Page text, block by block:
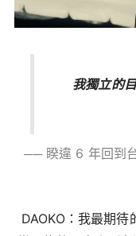
我獨立的
── 睽違 6 年回到
DAOKO：我最期